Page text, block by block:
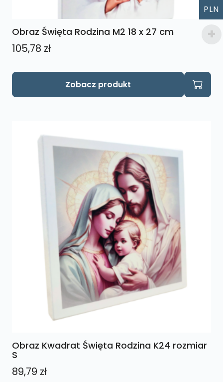
Obraz Święta Rodzina M2 18 x 27 cm
105,78 zł
Zobacz produkt
Obraz Kwadrat Święta Rodzina K24 rozmiar
S
89,79 zł
PLN